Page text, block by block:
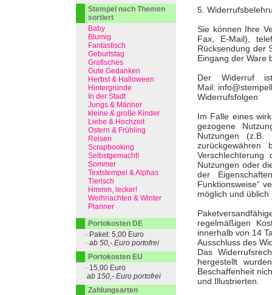
5.
Sie können Ihre
Fax, E-Mail),
Rücksendung der
Eingang der Ware
Der Widerruf
Mail:
Widerrufsfolgen
Im Falle eines
gezogene
Nutzungen
zurückgewähren
Nutzungen oder
der
Funktionsweise“
möglich und üblich
regelmäßigen
innerhalb von 14
Ausschluss des
Das
hergestellt
Beschaffenheit
und Illustrierten.
Stempel nach Themen
sortiert
Baby
Blumig
Fantastisch
Geburtstag
Grafisches
Gute Gedanken
Herbst & Halloween
Hintergründe
In der Stadt
Jungs & Männer
kleine & große Kinder
Liebe & Hochzeit
Ostern & Frühling
Reisen
Scrapbooking
Selbstgemacht!
Sommer
Textstempel & Alphas
Tierisch
Hmmm, lecker!
Weihnachten & Winter
Planner
Portokosten DE
· Paket: 5,00 Euro
· ab 50,- Euro portofrei
Portokosten EU
· 15,00 Euro
ab 150,- Euro portofrei
Zahlungsarten